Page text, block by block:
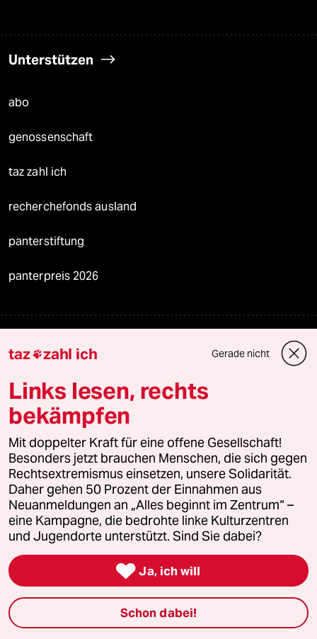
Unterstützen
abo
genossenschaft
taz zahl ich
recherchefonds ausland
panterstiftung
panterpreis 2026
bundestalk
fernverbindung
klima update°
Mauerecho
Freie Rede
reingehen
Newsletter
taz zahl ich Gerade nicht
Links lesen, rechts
bekämpfen
Mit doppelter Kraft für eine offene Gesellschaft!
Besonders jetzt brauchen Menschen, die sich gegen
Rechtsextremismus einsetzen, unsere Solidarität.
Daher gehen 50 Prozent der Einnahmen aus
Neuanmeldungen an „Alles beginnt im Zentrum“ –
eine Kampagne, die bedrohte linke Kulturzentren
und Jugendorte unterstützt. Sind Sie dabei?
 Ja, ich will
Schon dabei!